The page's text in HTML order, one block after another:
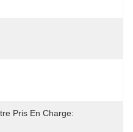
Pris En Charge: